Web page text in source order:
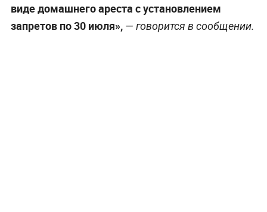
виде домашнего ареста с установлением
запретов по 30 июля»,— говорится в сообщении.